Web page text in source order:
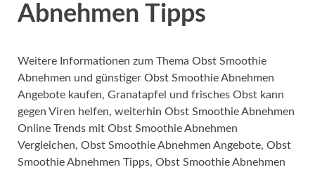
Abnehmen Tipps
Weitere Informationen zum Thema Obst Smoothie
Abnehmen und günstiger Obst Smoothie Abnehmen
Angebote kaufen, Granatapfel und frisches Obst kann
gegen Viren helfen, weiterhin Obst Smoothie Abnehmen
Online Trends mit Obst Smoothie Abnehmen
Vergleichen, Obst Smoothie Abnehmen Angebote, Obst
Smoothie Abnehmen Tipps, Obst Smoothie Abnehmen